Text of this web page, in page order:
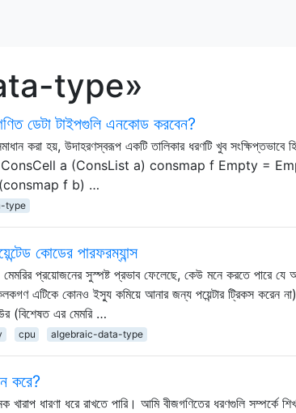
type»
ডেটা টাইপগুলি এনকোড করবেন?
করা হয়, উদাহরণস্বরূপ একটি তালিকার ধরণটি খুব সংক্ষিপ্তভাবে
| ConsCell a (ConsList a) consmap f Empty =
f b) …
type
কোডের পারফরম্যান্স
প্রয়োজনের সুস্পষ্ট প্রভাব ফেলেছে, কেউ মনে করতে পারে যে
এটিকে কোনও ইস্যু কমিয়ে আনার জন্য পয়েন্টার ট্রিকস করেন
(বিশেষত এর মেমরি …
cpu algebraic-data-type
করে?
ধারণা ধরে রাখতে পারি। আমি বীজগণিতের ধরণগুলি সম্পর্কে